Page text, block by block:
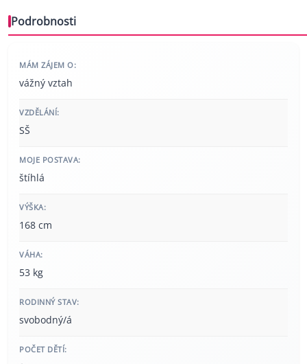
Podrobnosti
MÁM ZÁJEM O:
vážný vztah
VZDĚLÁNÍ:
SŠ
MOJE POSTAVA:
štíhlá
VÝŠKA:
168 cm
VÁHA:
53 kg
RODINNÝ STAV:
svobodný/á
POČET DĚTÍ: